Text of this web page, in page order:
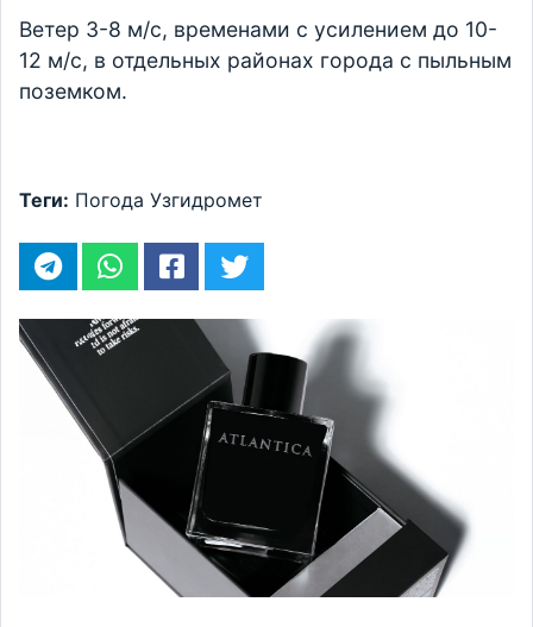
Ветер 3-8 м/с, временами с усилением до 10-
12 м/с, в отдельных районах города с пыльным
поземком.
Теги: Погода Узгидромет